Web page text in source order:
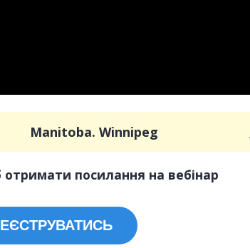
Manitoba. Winnipeg
посилання на вебінар